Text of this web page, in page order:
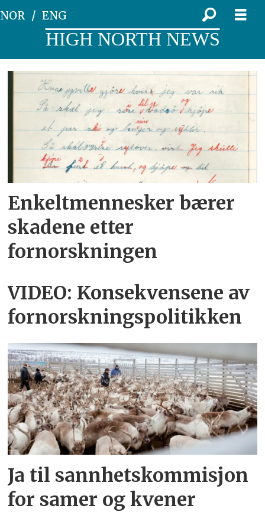
NOR ENG
HIGH NORTH NEWS
Tag:
fornorskning
Enkeltmennesker bærer
skadene etter
fornorskningen
VIDEO: Konsekvensene av
fornorskningspolitikken
Ja til sannhetskommisjon
for samer og kvener